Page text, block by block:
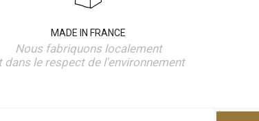
MADE IN FRANCE
Nous fabriquons localement
dans le respect de l'environnement